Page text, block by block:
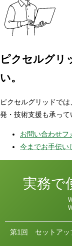
ピクセルグリ
い。
ピクセルグリッドで
発・技術支援も承って
お問い合わせフ
今までお手伝い
実務で
第1回 セットア